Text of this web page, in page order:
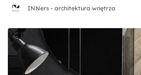
INNers - architektura wnętrza